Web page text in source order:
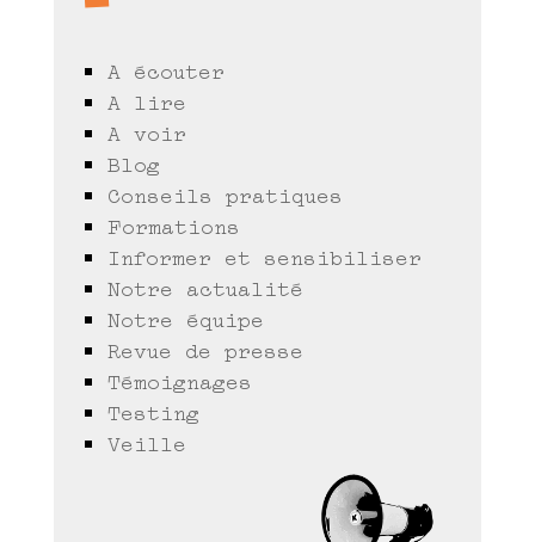
A écouter
A lire
A voir
Blog
Conseils pratiques
Formations
Informer et sensibiliser
Notre actualité
Notre équipe
Revue de presse
Témoignages
Testing
Veille